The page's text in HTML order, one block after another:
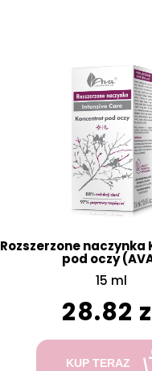
Rozszerzone
pod oczy
15 ml
28.82
KUP TERAZ